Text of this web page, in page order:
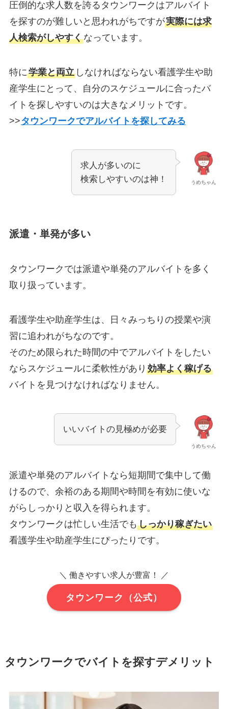
圧倒的な求人数を誇るタウンワークはアルバイト
を探すのが難しいと思われがちですが実際には求
人検索がしやすくなっています。
特に学業と両立しなければならない看護学生や助
産学生にとって、自分のスケジュールに合ったバ
イトを探しやすいのは大きなメリットです。
>> タウンワークでアルバイトを探してみる
うめちゃん
求人が多いのに
検索しやすいのは神！
派遣・単発が多い
タウンワークでは派遣や単発のアルバイトを多く
取り扱っています。
看護学生や助産学生は、日々みっちりの授業や演
習に追われがちなのです。
そのため限られた時間の中でアルバイトをしたい
ならスケジュールに柔軟性があり 効率よく稼げる
バイトを見つけなければなりません。
うめちゃん
いいバイトの見極めが必要
派遣や単発のアルバイトなら短期間で集中して働
けるので、余裕のある期間や時間を有効に使いな
がらしっかりと収入を得られます。
タウンワークは忙しい生活でも しっかり稼ぎたい
看護学生や助産学生にぴったりです。
＼ 働きやすい求人が豊富！ ／
タウンワーク（公式）
タウンワークでバイトを探すデメリット